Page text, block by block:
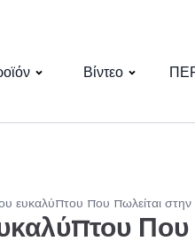
Βίντεο
ευκαλύπτου που πωλείται στην
Που